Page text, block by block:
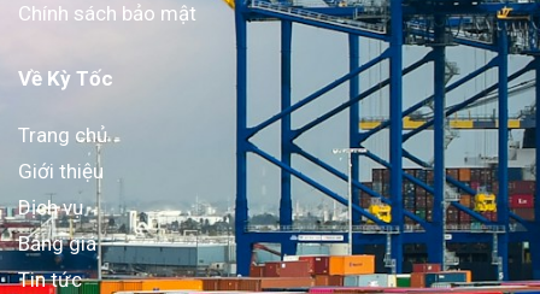
Chính sách bảo mật
Về Kỳ Tốc
Trang chủ
Giới thiệu
Dịch vụ
Bảng giá
Tin tức